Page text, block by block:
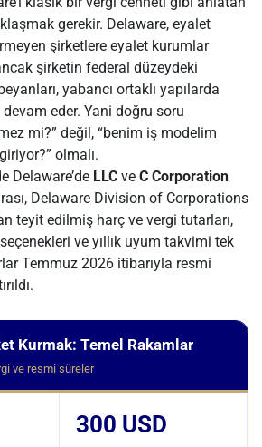
gerekir. Delaware, eyalet
şirketlere eyalet kurumlar
şirketin federal düzeydeki
yabancı ortaklı yapılarda
eder. Yani doğru soru
mi?” değil, “benim iş modelim
olmalı.
Delaware’de LLC ve C Corporation
Delaware Division of Corporations
teyit edilmiş harç ve vergi tutarları,
ve yıllık uyum takvimi tek
Temmuz 2026 itibarıyla resmi
Kurmak: Temel Rakamlar
ve resmi süreler
300 USD